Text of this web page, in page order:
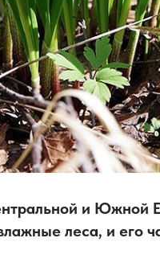
и Южной
леса, и его